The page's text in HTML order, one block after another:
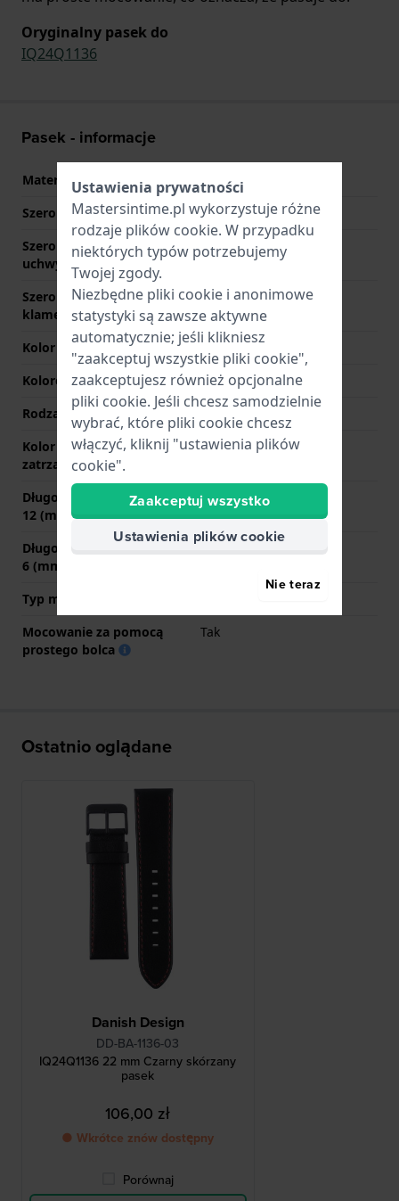
Oryginalny pasek do
IQ24Q1136
Pasek - informacje
Materiał Paska
Skóra
Szerokość uchwytu
22 mm
Szerokość między
uchwytami
22 mm
Szerokość paska przy
klamerce
20 mm
Kolor paska
Czarny
Kolorowe szwy
Czerwony
Rodzaj zapięcia
Kolor zapięcia
zatrzaskowego
Czarny
Długość paska na godzinie
12 (mm)
75 mm
Długość paska na godzinie
6 (mm)
Typ mocowania
Mocowanie za pomocą
prostego bolca
Tak
Ostatnio oglądane
Danish Design
DD-BA-1136-03
IQ24Q1136 22 mm Czarny skórzany
pasek
106,00 zł
● Wkrótce znów dostępny
Porównaj
Ustawienia prywatności
Mastersintime.pl wykorzystuje różne
rodzaje plików cookie. W przypadku
niektórych typów potrzebujemy
Twojej zgody.
Niezbędne pliki cookie i anonimowe
statystyki są zawsze aktywne
automatycznie; jeśli klikniesz
"zaakceptuj wszystkie pliki cookie",
zaakceptujesz również opcjonalne
pliki cookie. Jeśli chcesz samodzielnie
wybrać, które pliki cookie chcesz
włączyć, kliknij "ustawienia plików
cookie".
Zaakceptuj wszystko
Ustawienia plików cookie
Nie teraz